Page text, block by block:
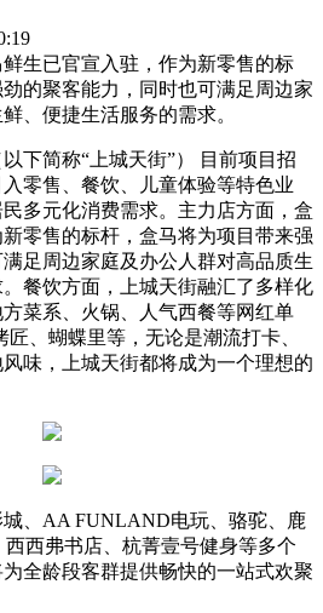
生已官宣入驻，作为新零售的标
的聚客能力，同时也可满足周边家
、便捷生活服务的需求。
下简称“上城天街”） 目前项目招
零售、餐饮、儿童体验等特色业
多元化消费需求。主力店方面，盒
零售的标杆，盒马将为项目带来强
足周边家庭及办公人群对高品质生
餐饮方面，上城天街融汇了多样化
菜系、火锅、人气西餐等网红单
、蝴蝶里等，无论是潮流打卡、
味，上城天街都将成为一个理想的
、AA FUNLAND电玩、骆驼、鹿
西弗书店、杭菁壹号健身等多个
全龄段客群提供畅快的一站式欢聚